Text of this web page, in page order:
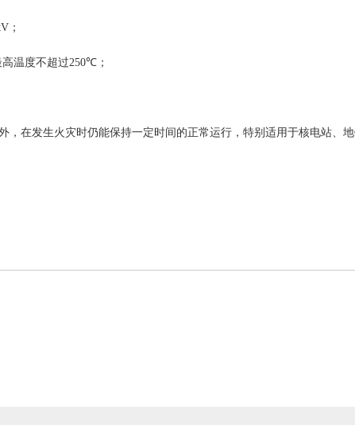
；
温度不超过250℃；
在发生火灾时仍能保持一定时间的正常运行，特别适用于核电站、